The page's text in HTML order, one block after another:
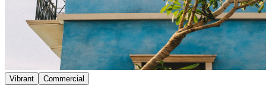
Vibrant Commercial